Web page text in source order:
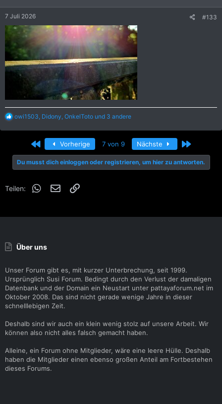
n
:
7 Juli 2026 #133
R
a
i
o
n
n
owi1503, Didony, OnkelToto und 3 andere
Erste Vorherige 7 von 9 Nächste Letzte
Du musst dich einloggen oder registrieren, um hier zu antworten.
Teilen: WhatsApp
E-Mail
Über uns
Unser Forum gibt es, mit kurzer Unterbrechung, seit 1999.
Ursprünglich Susi Forum. Bedingt durch den Verlust der damaligen
Datenbank und der Domain ein Neustart unter pattayaforum.net im
Oktober 2008. Das sind nicht gerade wenige Jahre in dieser
schnelllebigen Zeit.
Deshalb sind wir auch ein klein wenig stolz auf unsere Arbeit. Wir
können also nicht alles falsch gemacht haben.
Alleine, ein Forum ohne Mitglieder, wäre eine leere Hülle. Deshalb
haben die Mitglieder einen ebenso großen Anteil am Fortbestehen
dieses Forums.